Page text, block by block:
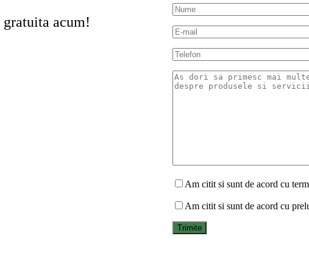
acum!
Am citit si sunt de acord cu
Am citit si sunt de acord cu